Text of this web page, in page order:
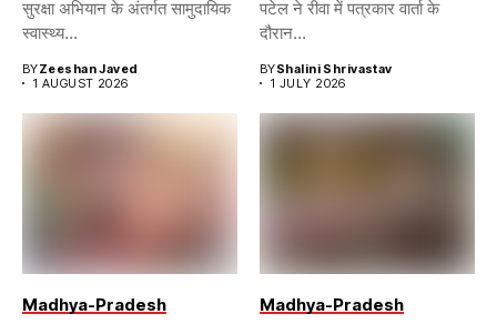
सुरक्षा अभियान के अंतर्गत सामुदायिक
स्वास्थ्य...
BYZeeshan Javed
1 AUGUST 2026
पटेल ने रीवा में पत्रकार वार्ता के
दौरान...
BYShalini Shrivastav
1 JULY 2026
Madhya-Pradesh Madhya-Pradesh